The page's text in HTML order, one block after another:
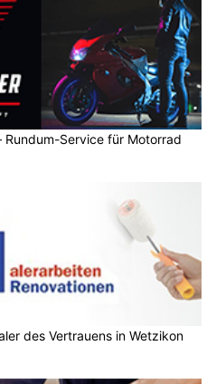
Service für Motorrad
des Vertrauens in Wetzikon